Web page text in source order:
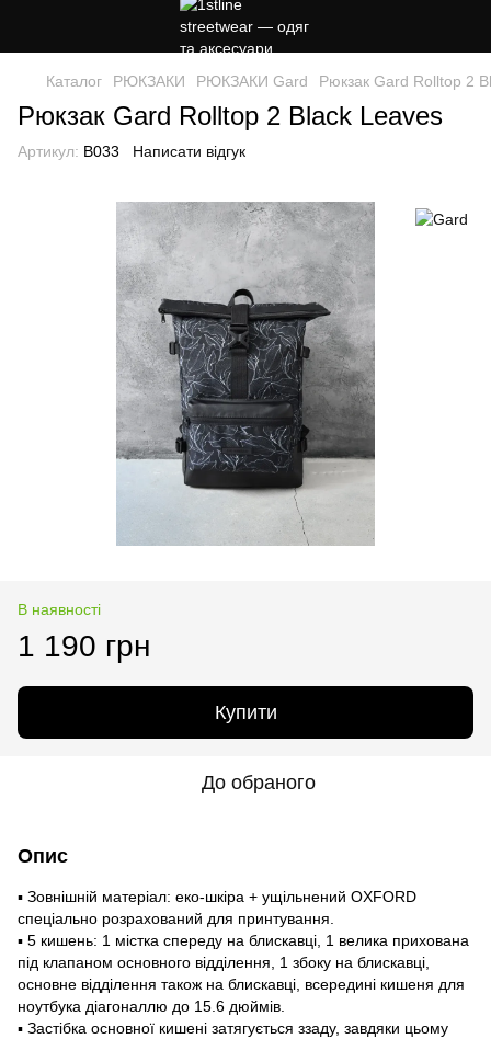
Каталог РЮКЗАКИ РЮКЗАКИ Gard Рюкзак Gard Rolltop 2
Рюкзак Gard Rolltop 2 Black Leaves
Артикул: B033 Написати відгук
В наявності
1 190 грн
Купити
До обраного
Опис
▪ Зовнішній матеріал: еко-шкіра + ущільнений OXFORD
спеціально розрахований для принтування.
▪ 5 кишень: 1 містка спереду на блискавці, 1 велика прихована
під клапаном основного відділення, 1 збоку на блискавці,
основне відділення також на блискавці, всередині кишеня для
ноутбука діагоналлю до 15.6 дюймів.
▪ Застібка основної кишені затягується ззаду, завдяки цьому